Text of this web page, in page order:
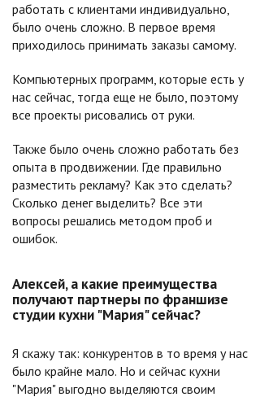
работать с клиентами индивидуально,
было очень сложно. В первое время
приходилось принимать заказы самому.
Компьютерных программ, которые есть у
нас сейчас, тогда еще не было, поэтому
все проекты рисовались от руки.
Также было очень сложно работать без
опыта в продвижении. Где правильно
разместить рекламу? Как это сделать?
Сколько денег выделить? Все эти
вопросы решались методом проб и
ошибок.
Алексей, а какие преимущества
получают партнеры по франшизе
студии кухни "Мария" сейчас?
Я скажу так: конкурентов в то время у нас
было крайне мало. Но и сейчас кухни
"Мария" выгодно выделяются своим